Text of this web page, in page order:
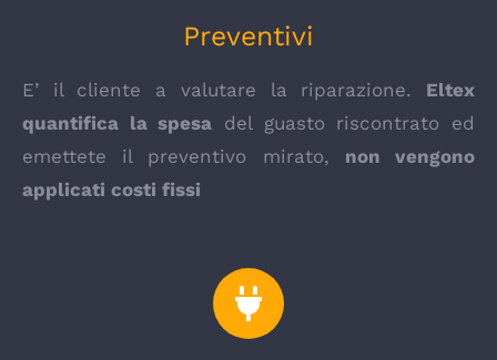
Preventivi
E’ il cliente a valutare la riparazione. Eltex
quantifica la spesa del guasto riscontrato ed
emettete il preventivo mirato, non vengono
applicati costi fissi